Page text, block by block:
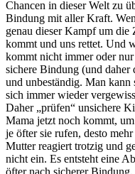
Chancen in dieser Welt zu
Bindung mit aller Kraft.
genau dieser Kampf um die
kommt und uns rettet. Und
kommt nicht immer oder
sichere Bindung (und daher
und unbeständig. Man kann
sich immer wieder
Daher „prüfen“ unsichere
Mama jetzt noch kommt,
je öfter sie rufen, desto
Mutter reagiert trotzig und
nicht ein. Es entsteht eine